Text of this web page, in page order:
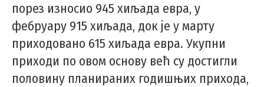
порез износио 945 хиљада евра, у
фебруару 915 хиљада, док је у марту
приходовано 615 хиљада евра. Укупни
приходи по овом основу већ су достигли
половину планираних годишњих прихода,